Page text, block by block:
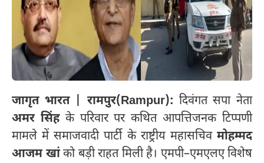
जागृत भारत | रामपुर(Rampur): दिवंगत सपा नेता
अमर सिंहके परिवार पर कथित आपत्तिजनक टिप्पणी
मामले में समाजवादी पार्टी के राष्ट्रीय महासचिव मोहम्मद
आजम खांको बड़ी राहत मिली है। एमपी–एमएलए विशेष